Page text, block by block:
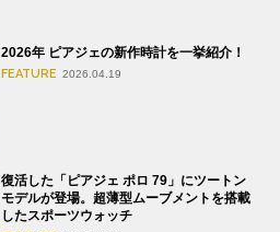
2026年 ピアジェの新作時計を一挙紹介！
FEATURE 2026.04.19
復活した「ピアジェ ポロ 79」にツートン
モデルが登場。超薄型ムーブメントを搭載
したスポーツウォッチ